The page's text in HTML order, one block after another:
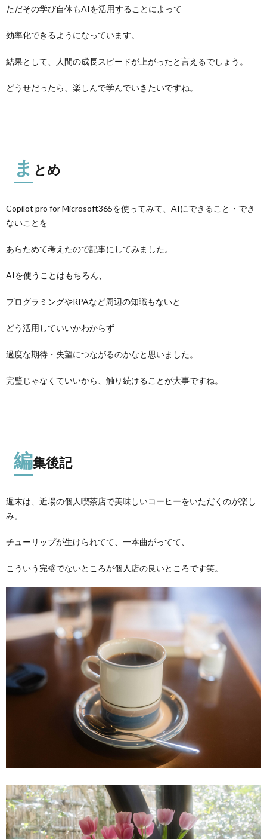
ただその学び自体もAIを活用することによって
効率化できるようになっています。
結果として、人間の成長スピードが上がったと言えるでしょう。
どうせだったら、楽しんで学んでいきたいですね。
ま とめ
Copilot pro for Microsoft365を使ってみて、AIにできること・でき
ないことを
あらためて考えたので記事にしてみました。
AIを使うことはもちろん、
プログラミングやRPAなど周辺の知識もないと
どう活用していいかわからず
過度な期待・失望につながるのかなと思いました。
完璧じゃなくていいから、触り続けることが大事ですね。
編集後記
週末は、近場の個人喫茶店で美味しいコーヒーをいただくのが楽し
み。
チューリップが生けられてて、一本曲がってて、
こういう完璧でないところが個人店の良いところです笑。